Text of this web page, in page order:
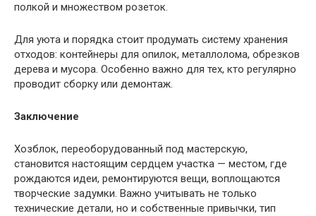
полкой и множеством розеток.
Для уюта и порядка стоит продумать систему хранения
отходов: контейнеры для опилок, металлолома, обрезков
дерева и мусора. Особенно важно для тех, кто регулярно
проводит сборку или демонтаж.
Заключение
Хозблок, переоборудованный под мастерскую,
становится настоящим сердцем участка — местом, где
рождаются идеи, ремонтируются вещи, воплощаются
творческие задумки. Важно учитывать не только
технические детали, но и собственные привычки, тип